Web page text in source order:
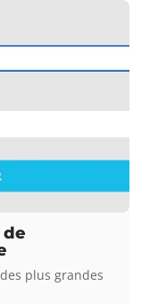
de
plus grandes